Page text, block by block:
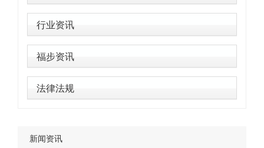
行业资讯
福步资讯
法律法规
新闻资讯